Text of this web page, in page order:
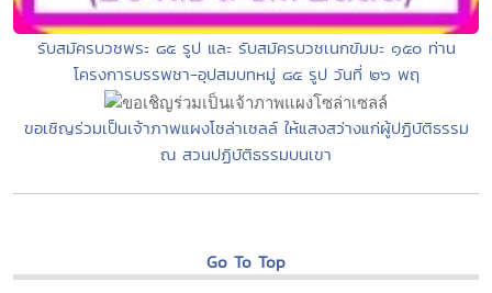
รับสมัครบวชพระ ๘๕ รูป และ รับสมัครบวชเนกขัมมะ ๑๕๐ ท่าน
โครงการบรรพชา-อุปสมบทหมู่ ๘๕ รูป วันที่ ๒๖ พฤ
ขอเชิญร่วมเป็นเจ้าภาพแผงโซล่าเซลล์ ให้แสงสว่างแก่ผู้ปฏิบัติธรรม
ณ สวนปฏิบัติธรรมบนเขา
Go To Top